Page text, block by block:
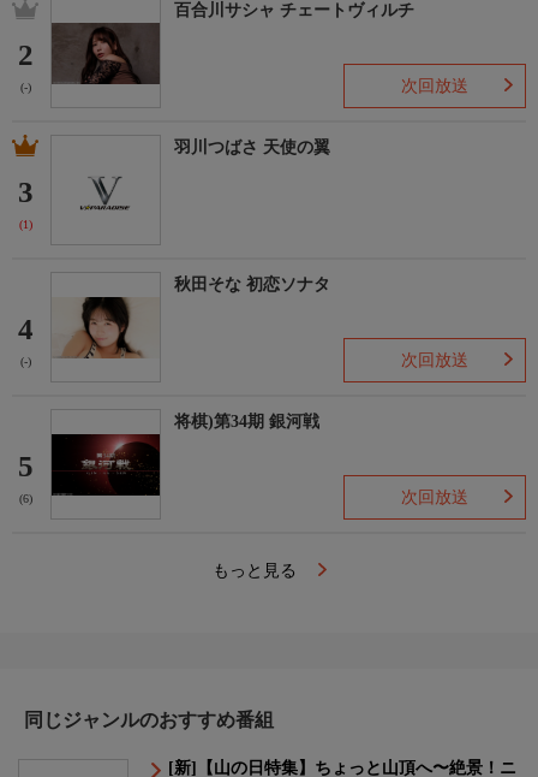
2
(-)
百合川サシャ チェートヴィルチ
次回放送
3
(1)
羽川つばさ 天使の翼
4
(-)
秋田そな 初恋ソナタ
次回放送
5
(6)
将棋)第34期 銀河戦
次回放送
もっと見る
同じジャンルのおすすめ番組
[新]【山の日特集】ちょっと山頂へ〜絶景！ニ